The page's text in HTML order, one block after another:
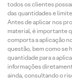
todos os clientes
das quantidades e
Antes de aplicar nos
material, é importante
comporta a aplicação
questão, bem como se
quantidade para a
informações
ainda, consultando o